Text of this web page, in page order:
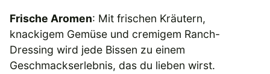
Frische Aromen: Mit frischen Kräutern,
knackigem Gemüse und cremigem Ranch-
Dressing wird jede Bissen zu einem
Geschmackserlebnis, das du lieben wirst.